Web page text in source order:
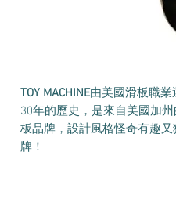
TOY MACHINE由美國滑板職業
30年的歷史，是來自美國加
板品牌，設計風格怪奇有趣
牌！